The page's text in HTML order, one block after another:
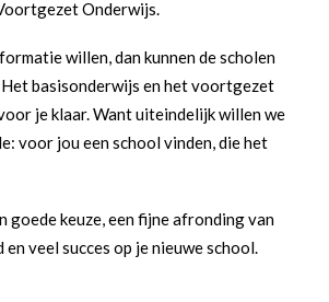
Onderwijs.
willen, dan kunnen de scholen
Het basisonderwijs en het voortgezet
je klaar. Want uiteindelijk willen we
voor jou een school vinden, die het
goede keuze, een fijne afronding van
veel succes op je nieuwe school.